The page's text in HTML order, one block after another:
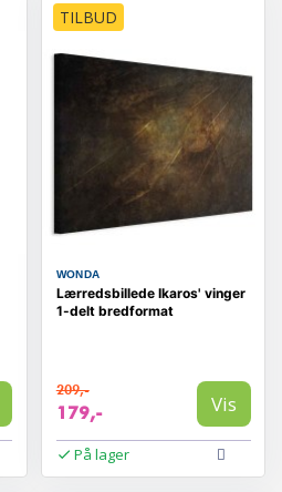
TILBUD
WONDA
Lærredsbillede Ikaros' vinger
1-delt bredformat
209,-
179,- Vis
På lager